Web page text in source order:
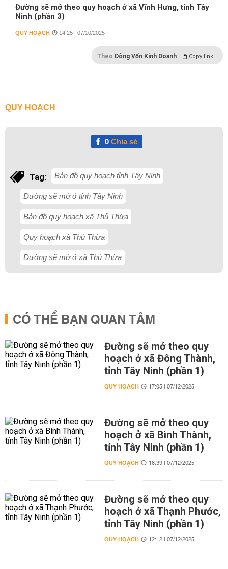
Đường sẽ mở theo quy hoạch ở xã Vĩnh Hưng, tỉnh Tây
Ninh (phần 3)
QUY HOẠCH 14:25 | 07/10/2025
Theo Dòng Vốn Kinh Doanh Copy link
QUY HOẠCH
0Chia sẻ
Tag: Bản đồ quy hoạch tỉnh Tây Ninh
Đường sẽ mở ở tỉnh Tây Ninh
Bản đồ quy hoạch xã Thủ Thừa
Quy hoạch xã Thủ Thừa
Đường sẽ mở ở xã Thủ Thừa
CÓ THỂ BẠN QUAN TÂM
Đường sẽ mở theo quy
hoạch ở xã Đông Thành,
tỉnh Tây Ninh (phần 1)
QUY HOẠCH 17:05 | 07/12/2025
Đường sẽ mở theo quy
hoạch ở xã Bình Thành,
tỉnh Tây Ninh (phần 1)
QUY HOẠCH 16:39 | 07/12/2025
Đường sẽ mở theo quy
hoạch ở xã Thạnh Phước,
tỉnh Tây Ninh (phần 1)
QUY HOẠCH 12:12 | 07/12/2025